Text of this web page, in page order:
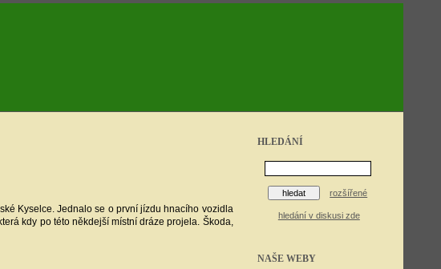
HLEDÁNÍ
rozšířené
hledání v diskusi zde
NAŠE WEBY
Kyselce. Jednalo se o první jízdu hnacího vozidla
kdy po této někdejší místní dráze projela. Škoda,